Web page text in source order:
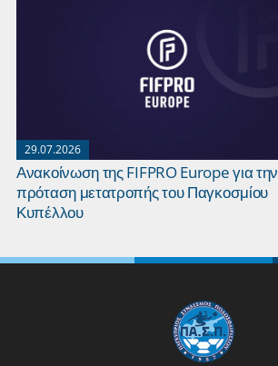
29.07.2026
Ανακοίνωση της FIFPRO Europe για την
πρόταση μετατροπής του Παγκοσμίου
Κυπέλλου